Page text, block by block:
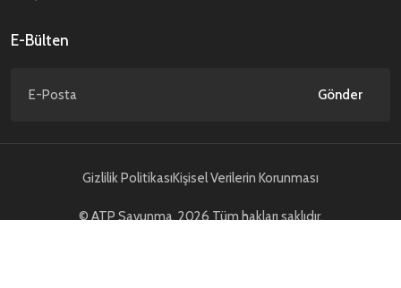
E-Bülten
Gönder
Gizlilik PolitikasıKişisel Verilerin Korunması
© ATP Savunma. 2026 Tüm hakları saklıdır.